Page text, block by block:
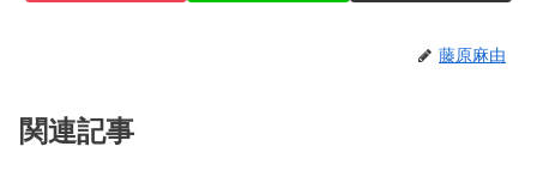
藤原麻由
関連記事